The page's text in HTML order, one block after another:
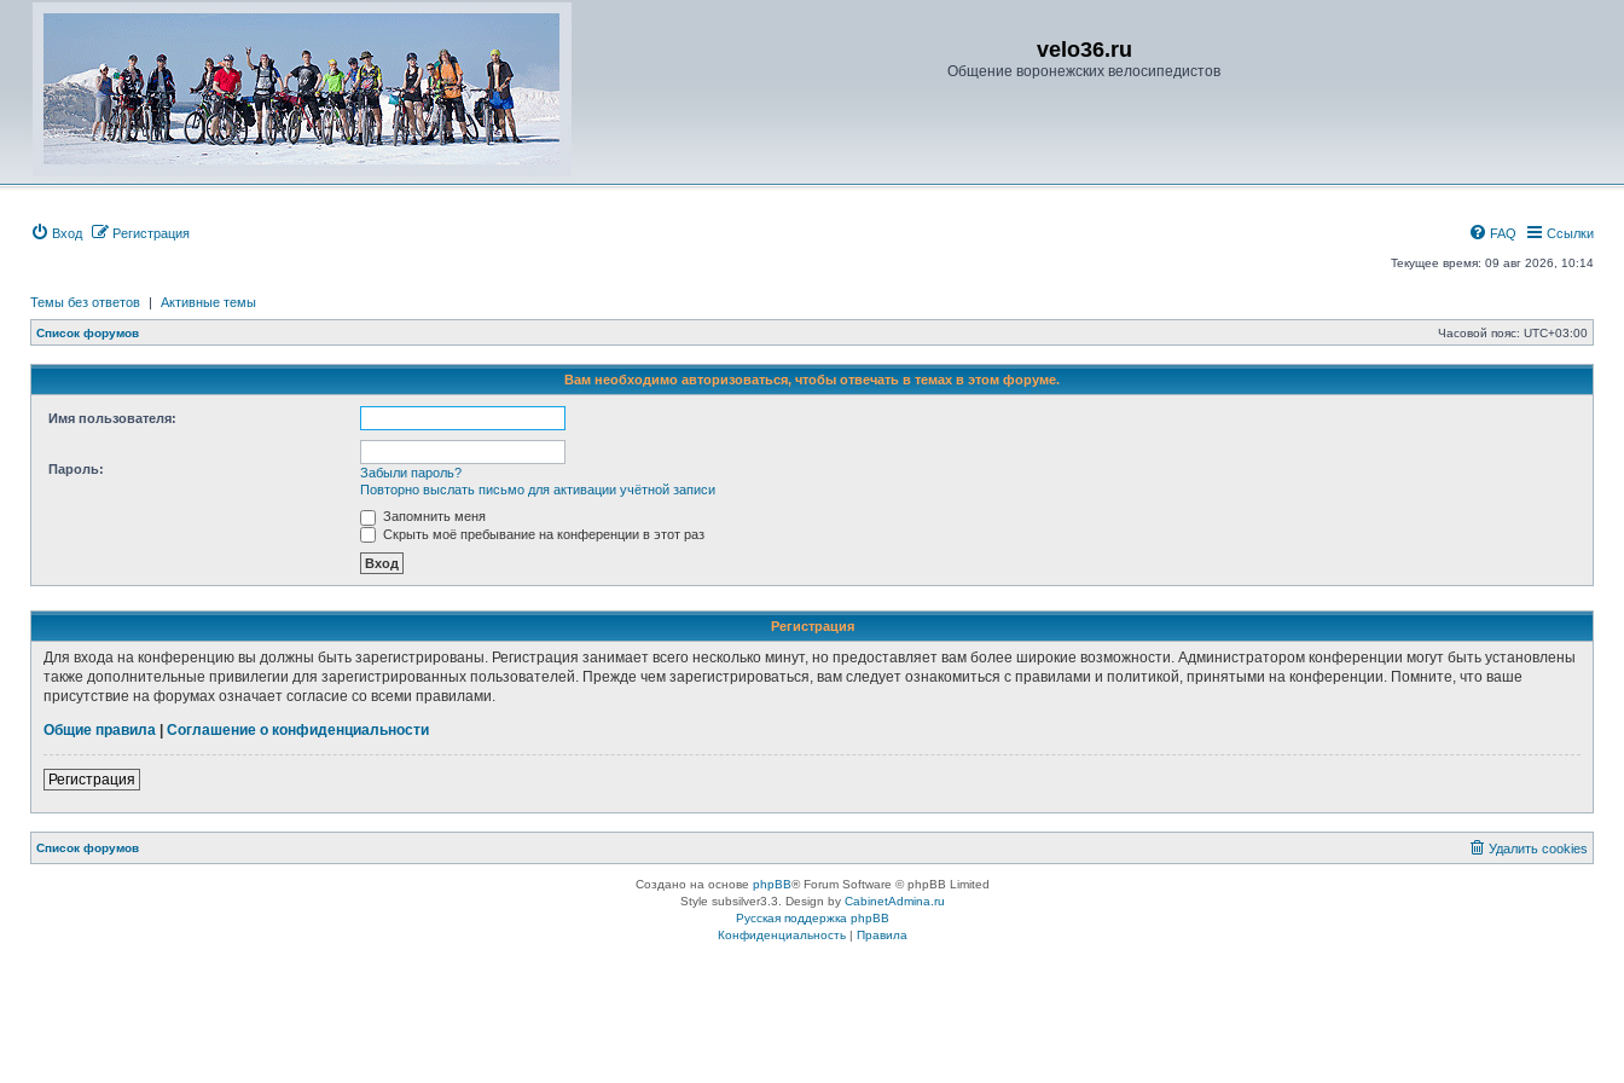
velo36.ru
Общение воронежских велосипедистов
Вход Регистрация Ссылки
FAQ
Текущее время: 09 авг 2026, 10:14
Темы без ответов | Активные темы
Список форумов Часовой пояс: UTC+03:00
Вам необходимо авторизоваться, чтобы отвечать в темах в этом форуме.
Имя пользователя:
Пароль:
Забыли пароль?
Повторно выслать письмо для активации учётной записи
Запомнить меня
Скрыть моё пребывание на конференции в этот раз
Регистрация
Для входа на конференцию вы должны быть зарегистрированы. Регистрация занимает всего несколько минут, но предоставляет вам более широкие возможности. Администратором конференции могут быть установлены
также дополнительные привилегии для зарегистрированных пользователей. Прежде чем зарегистрироваться, вам следует ознакомиться с правилами и политикой, принятыми на конференции. Помните, что ваше
присутствие на форумах означает согласие со всеми правилами.
Общие правила
Соглашение о конфиденциальности
Регистрация
Список форумов Удалить cookies
Создано на основе phpBB® Forum Software © phpBB Limited
Style subsilver3.3. Design by CabinetAdmina.ru
Русская поддержка phpBB
Конфиденциальность| Правила